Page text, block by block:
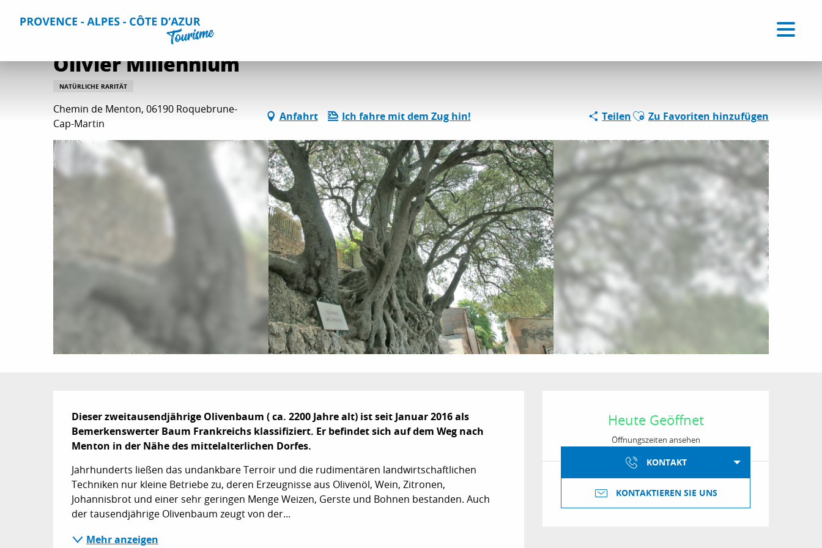
Home Entdecken Naturräume Natürlicher Reichtum der Provence-Alpes-Côte d’Azur
Olivier Millennium
NATÜRLICHE RARITÄT
Chemin de Menton, 06190 Roquebrune-
Cap-Martin
Anfahrt Ich fahre mit dem Zug hin! TeilenAjouter aux favoris
Zu Favoriten hinzufügen
Öffnungszeiten &
Heute Geöffnet
Öffnungszeiten ansehen
KONTAKT
KONTAKTIEREN SIE UNS
Beschreibung
Dieser zweitausendjährige Olivenbaum ( ca. 2200 Jahre alt) ist seit Januar 2016 als
Bemerkenswerter Baum Frankreichs klassifiziert. Er befindet sich auf dem Weg nach
Menton in der Nähe des mittelalterlichen Dorfes.
Jahrhunderts ließen das undankbare Terroir und die rudimentären landwirtschaftlichen
Techniken nur kleine Betriebe zu, deren Erzeugnisse aus Olivenöl, Wein, Zitronen,
Johannisbrot und einer sehr geringen Menge Weizen, Gerste und Bohnen bestanden. Auch
der tausendjährige Olivenbaum zeugt von der...
Mehr anzeigen